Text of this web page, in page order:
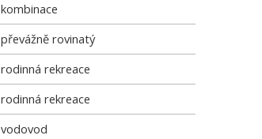
kombinace
převážně rovinatý
rodinná rekreace
rodinná rekreace
vodovod